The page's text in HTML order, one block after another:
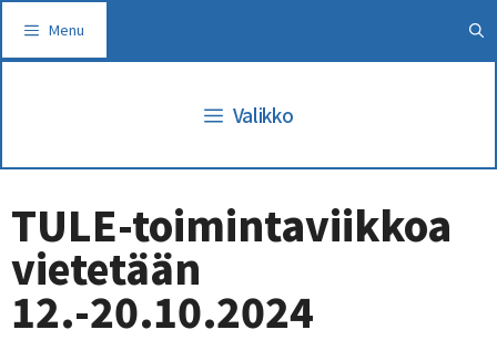
sisältöön
Menu
Valikko
TULE-toimintaviikkoa
vietetään
12.-20.10.2024